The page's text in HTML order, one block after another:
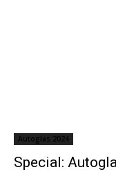
Autoglas 2024
Special: